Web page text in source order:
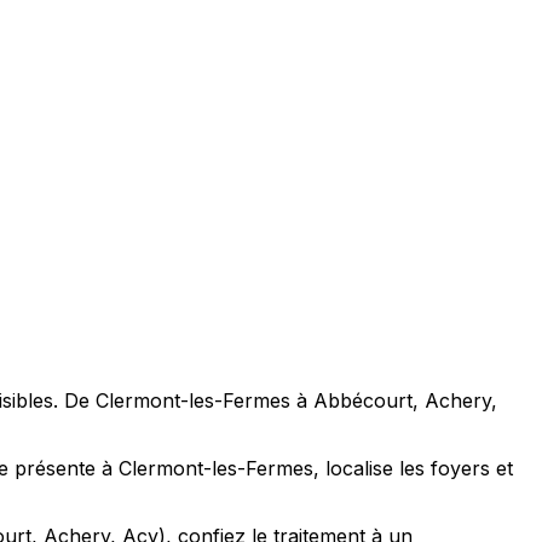
De Clermont-les-Fermes à Abbécourt, Achery,
à Clermont-les-Fermes, localise les foyers et
Achery, Acy), confiez le traitement à un